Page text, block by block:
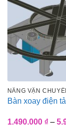
NÂNG VẬN
Bàn xoay điện
1.490.000 ₫ –